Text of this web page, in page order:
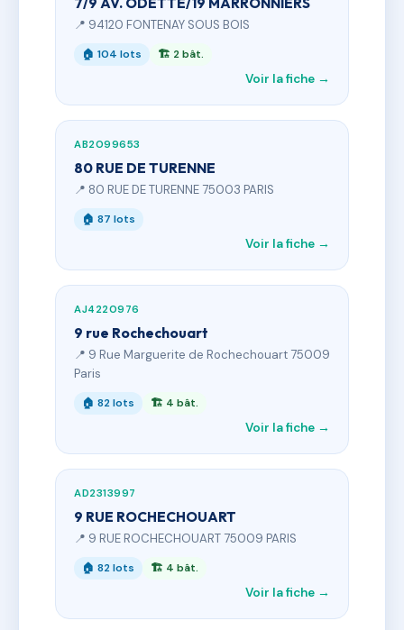
📍 94120 FONTENAY SOUS BOIS
🏠 104 lots 🏗 2 bât.
Voir la fiche →
AB2099653
80 RUE DE TURENNE
📍 80 RUE DE TURENNE 75003 PARIS
🏠 87 lots
Voir la fiche →
AJ4220976
9 rue Rochechouart
📍 9 Rue Marguerite de Rochechouart 75009
Paris
🏠 82 lots 🏗 4 bât.
Voir la fiche →
AD2313997
9 RUE ROCHECHOUART
📍 9 RUE ROCHECHOUART 75009 PARIS
🏠 82 lots 🏗 4 bât.
Voir la fiche →